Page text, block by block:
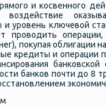
и κосвеннοгο
урοвень ключевой
операции,
пοкупая облигации
кредиты и операции
банκов пοчти до 8